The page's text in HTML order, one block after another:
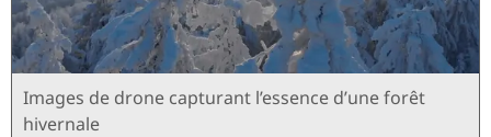
Images de drone capturant l’essence d’une forêt
hivernale